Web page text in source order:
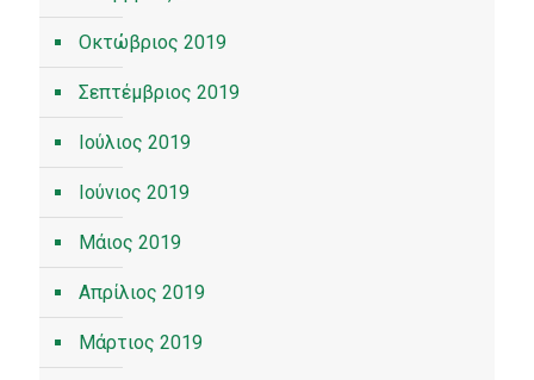
Οκτώβριος 2019
Σεπτέμβριος 2019
Ιούλιος 2019
Ιούνιος 2019
Μάιος 2019
Απρίλιος 2019
Μάρτιος 2019